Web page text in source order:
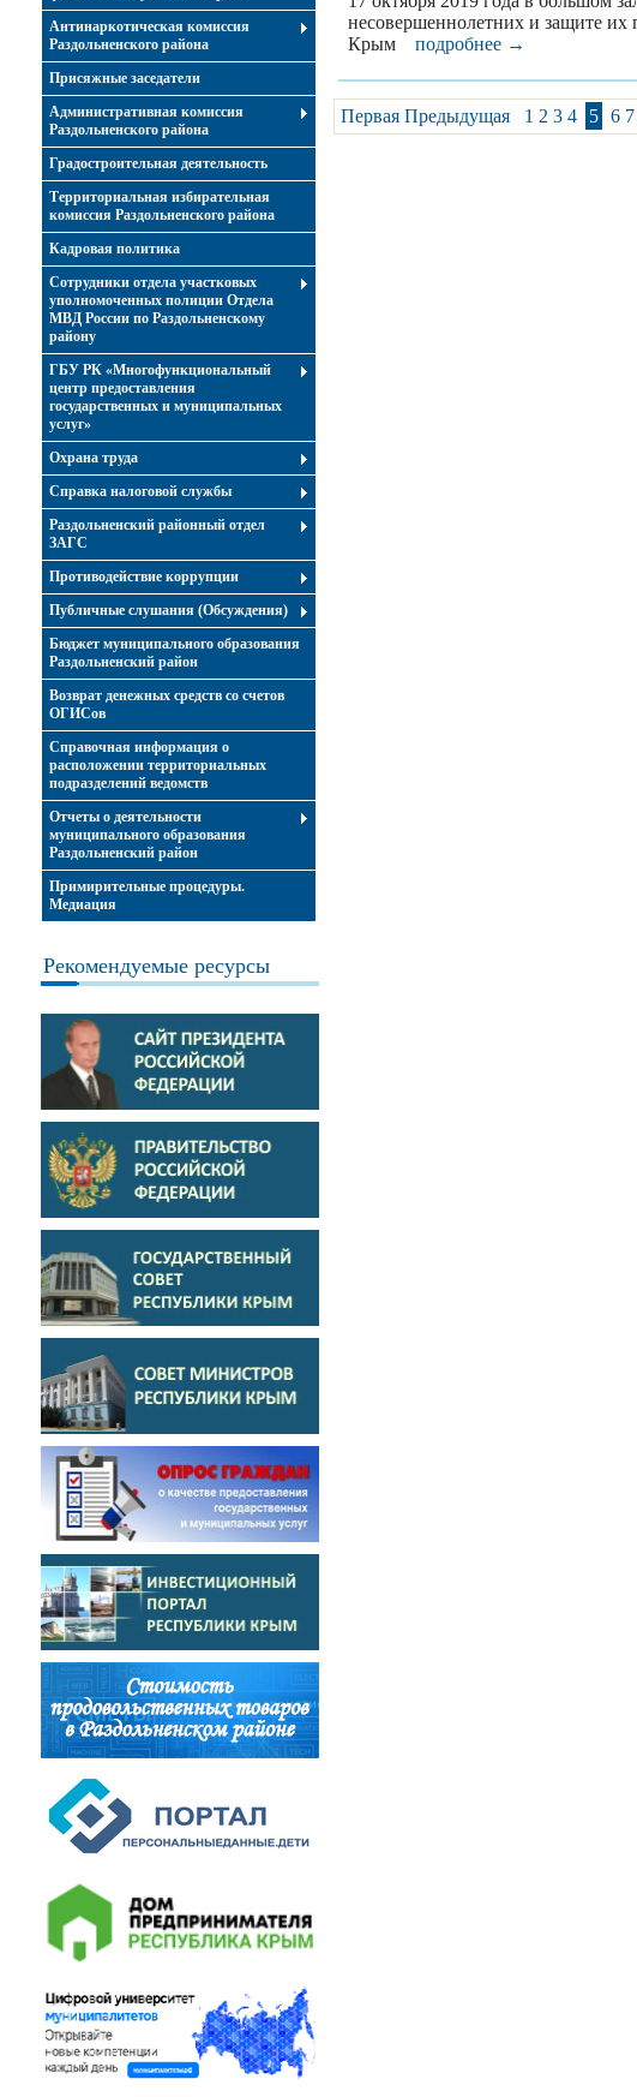
Антинаркотическая комиссия
Раздольненского района
Присяжные заседатели
Административная комиссия
Раздольненского района
Градостроительная деятельность
Территориальная избирательная
комиссия Раздольненского района
Кадровая политика
Сотрудники отдела участковых
уполномоченных полиции Отдела
МВД России по Раздольненскому
району
ГБУ РК «Многофункциональный
центр предоставления
государственных и муниципальных
услуг»
Охрана труда
Справка налоговой службы
Раздольненский районный отдел
ЗАГС
Противодействие коррупции
Публичные слушания (Обсуждения)
Бюджет муниципального образования
Раздольненский район
Возврат денежных средств со счетов
ОГИСов
Справочная информация о
расположении территориальных
подразделений ведомств
Отчеты о деятельности
муниципального образования
Раздольненский район
Примирительные процедуры.
Медиация
Рекомендуемые ресурсы
несовершеннолетних и защите их
Крым подробнее →
Первая Предыдущая 1 2 3 4 5 6 7